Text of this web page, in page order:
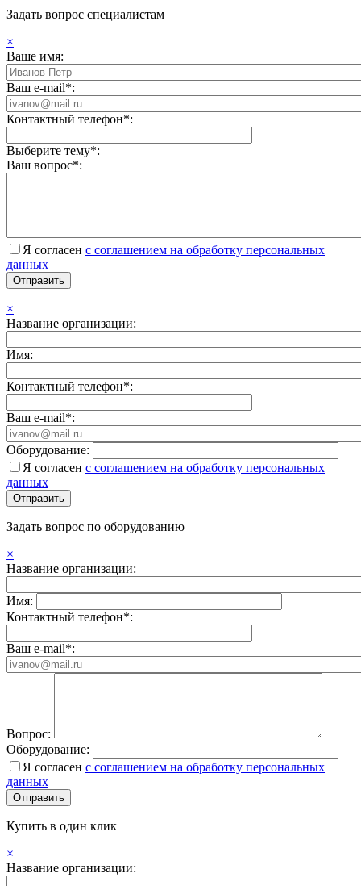
Задать вопрос специалистам
×
Ваше имя:
Ваш e-mail*:
Контактный телефон*:
Выберите тему*:
Ваш вопрос*:
Я согласен с соглашением на обработку персональных
данных
×
Название организации:
Имя:
Контактный телефон*:
Ваш e-mail*:
Оборудование:
Я согласен с соглашением на обработку персональных
данных
Задать вопрос по оборудованию
×
Название организации:
Имя:
Контактный телефон*:
Ваш e-mail*:
Вопрос:
Оборудование:
Я согласен с соглашением на обработку персональных
данных
Купить в один клик
×
Название организации: